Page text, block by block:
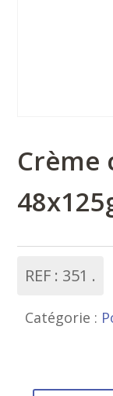
Crème
REF : 351
Catégorie :